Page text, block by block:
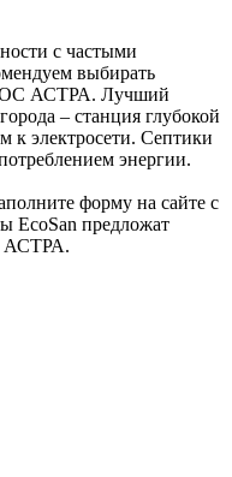
с частыми
выбирать
АСТРА. Лучший
– станция глубокой
к электросети. Септики
энергии.
форму на сайте с
EcoSan предложат
АСТРА.